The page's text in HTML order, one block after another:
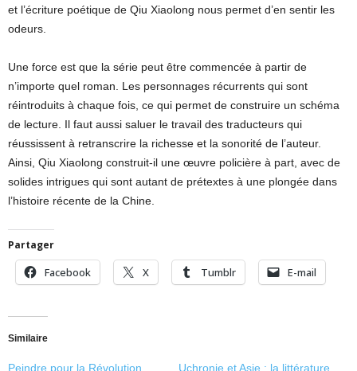
et l’écriture poétique de Qiu Xiaolong nous permet d’en sentir les
odeurs.
Une force est que la série peut être commencée à partir de
n’importe quel roman. Les personnages récurrents qui sont
réintroduits à chaque fois, ce qui permet de construire un schéma
de lecture. Il faut aussi saluer le travail des traducteurs qui
réussissent à retranscrire la richesse et la sonorité de l’auteur.
Ainsi, Qiu Xiaolong construit-il une œuvre policière à part, avec de
solides intrigues qui sont autant de prétextes à une plongée dans
l’histoire récente de la Chine.
Partager
Facebook X Tumblr E-mail
Similaire
Peindre pour la Révolution
Uchronie et Asie : la littérature